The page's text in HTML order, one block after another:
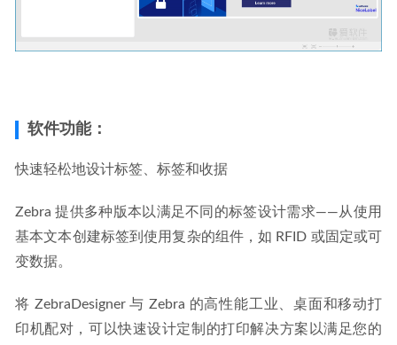
软件功能：
快速轻松地设计标签、标签和收据
Zebra 提供多种版本以满足不同的标签设计需求——从使用
基本文本创建标签到使用复杂的组件，如 RFID 或固定或可
变数据。
将 ZebraDesigner 与 Zebra 的高性能工业、桌面和移动打
印机配对，可以快速设计定制的打印解决方案以满足您的